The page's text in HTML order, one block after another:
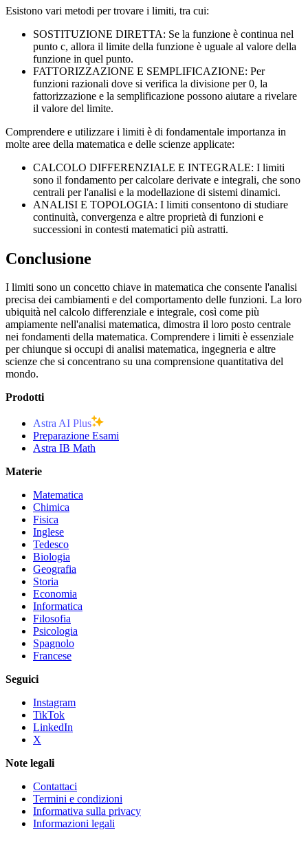
Esistono vari metodi per trovare i limiti, tra cui:
SOSTITUZIONE DIRETTA: Se la funzione è continua nel
punto c, allora il limite della funzione è uguale al valore della
funzione in quel punto.
FATTORIZZAZIONE E SEMPLIFICAZIONE: Per
funzioni razionali dove si verifica la divisione per 0, la
fattorizzazione e la semplificazione possono aiutare a rivelare
il valore del limite.
Comprendere e utilizzare i limiti è di fondamentale importanza in
molte aree della matematica e delle scienze applicate:
CALCOLO DIFFERENZIALE E INTEGRALE: I limiti
sono il fondamento per calcolare derivate e integrali, che sono
centrali per l'analisi e la modellazione di sistemi dinamici.
ANALISI E TOPOLOGIA: I limiti consentono di studiare
continuità, convergenza e altre proprietà di funzioni e
successioni in contesti matematici più astratti.
Conclusione
I limiti sono un concetto chiave in matematica che consente l'analisi
precisa dei cambiamenti e del comportamento delle funzioni. La loro
ubiquità nel calcolo differenziale e integrale, così come più
ampiamente nell'analisi matematica, dimostra il loro posto centrale
nei fondamenti della matematica. Comprendere i limiti è essenziale
per chiunque si occupi di analisi matematica, ingegneria e altre
scienze che si concentrano su una comprensione quantitativa del
mondo.
Prodotti
Astra AI Plus
Preparazione Esami
Astra IB Math
Materie
Matematica
Chimica
Fisica
Inglese
Tedesco
Biologia
Geografia
Storia
Economia
Informatica
Filosofia
Psicologia
Spagnolo
Francese
Seguici
Instagram
TikTok
LinkedIn
X
Note legali
Contattaci
Termini e condizioni
Informativa sulla privacy
Informazioni legali